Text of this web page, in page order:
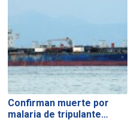
Confirman muerte por
malaria de tripulante…